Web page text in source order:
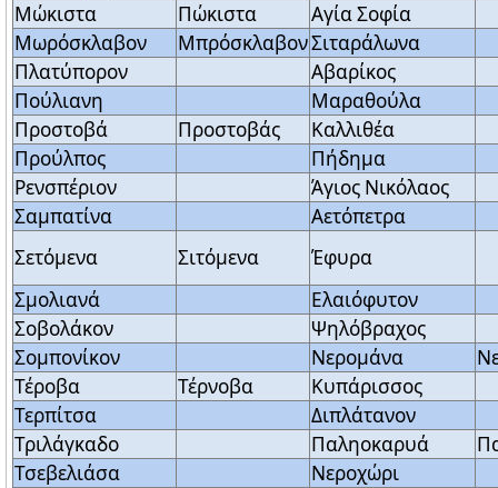
Μώκιστα
Πώκιστα
Αγία Σοφία
Μωρόσκλαβον
ΜπρόσκλαβονΣιταράλωνα
Πλατύπορον
Αβαρίκος
Πούλιανη
Μαραθούλα
Προστοβά
Προστοβάς
Καλλιθέα
Προύλπος
Πήδημα
Ρενσπέριον
Άγιος Νικόλαος
Σαμπατίνα
Αετόπετρα
Σετόμενα
Σιτόμενα
Έφυρα
Σμολιανά
Ελαιόφυτον
Σοβολάκον
Ψηλόβραχος
Σομπονίκον
Νερομάνα
Τέροβα
Τέρνοβα
Κυπάρισσος
Τερπίτσα
Διπλάτανον
Τριλάγκαδο
Παληοκαρυά
Τσεβελιάσα
Νεροχώρι